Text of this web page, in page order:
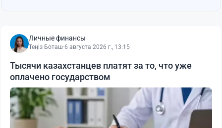
Личные финансы
Теңіз Боташ·6 августа 2026 г., 13:15
Тысячи казахстанцев платят за то, что уже
оплачено государством